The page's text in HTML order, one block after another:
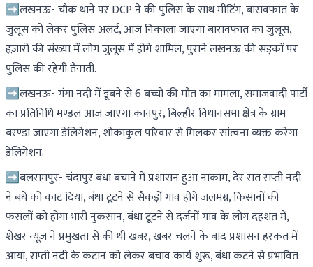
➡लखनऊ- चौक थाने पर DCP ने की पुलिस के साथ मीटिंग, बारावफात के
जुलूस को लेकर पुलिस अलर्ट, आज निकाला जाएगा बारावफात का जुलूस,
हज़ारों की संख्या में लोग जुलूस में होंगे शामिल, पुराने लखनऊ की सड़कों पर
पुलिस की रहेगी तैनाती.
➡लखनऊ- गंगा नदी में डूबने से 6 बच्चों की मौत का मामला, समाजवादी पार्टी
का प्रतिनिधि मण्डल आज जाएगा कानपुर, बिल्हौर विधानसभा क्षेत्र के ग्राम
बरण्डा जाएगा डेलिगेशन, शोकाकुल परिवार से मिलकर सांत्वना व्यक्त करेगा
डेलिगेशन.
➡बलरामपुर- चंदापुर बंधा बचाने में प्रशासन हुआ नाकाम, देर रात राप्ती नदी
ने बंधे को काट दिया, बंधा टूटने से सैकड़ों गांव होंगे जलमग्न, किसानों की
फसलों को होगा भारी नुकसान, बंधा टूटने से दर्जनों गांव के लोग दहशत में,
शेखर न्यूज़ ने प्रमुखता से की थी खबर, खबर चलने के बाद प्रशासन हरकत में
आया, राप्ती नदी के कटान को लेकर बचाव कार्य शुरू, बंधा कटने से प्रभावित